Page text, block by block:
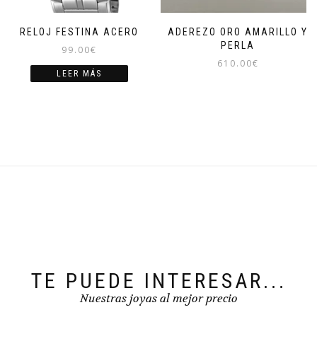
RELOJ FESTINA ACERO
99.00€
LEER MÁS
ADEREZO ORO AMARILLO Y
PERLA
610.00€
TE PUEDE INTERESAR...
Nuestras joyas al mejor precio